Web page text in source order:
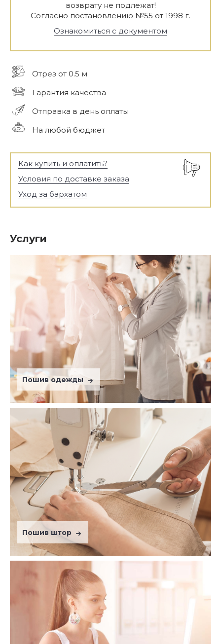
возврату не подлежат!
Согласно постановлению №55 от 1998 г.
Ознакомиться с документом
Отрез от 0.5 м
Гарантия качества
Отправка в день оплаты
На любой бюджет
Как купить и оплатить?
Условия по доставке заказа
Уход за бархатом
Услуги
Пошив одежды
Пошив штор